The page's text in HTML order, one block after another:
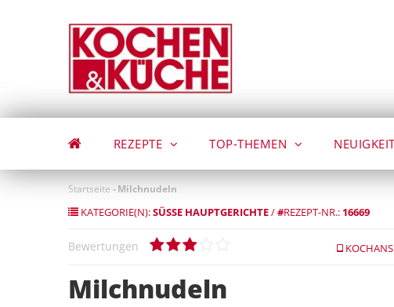
REZEPTE TOP-THEMEN
Startseite -Milchnudeln
KATEGORIE(N):SÜSSE HAUPTGERICHTE /#REZEPT-NR.: 16669
Bewertungen
Milchnudeln